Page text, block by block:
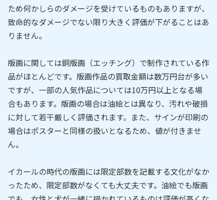
ため何かしらのダメージを受けているものもありますが、
致命的なダメージでない限り大きく評価が下がることはあ
りません。
版画に関しては銅版画（エッチング）で制作されている作
品がほとんどです。版画作品の買取金額は数万円台が多い
ですが、一部の人気作品については10万円以上となる場
合もあります。版画の場合は油絵とは異なり、汚れや破損
に対して若干厳しく評価されます。また、サインが印刷の
場合はポスターと同様の扱いとなるため、値が付きませ
ん。
イカールの時代の版画には限定部数を記載する文化がなか
ったため、限定部数がなくても大丈夫です。油絵でも版画